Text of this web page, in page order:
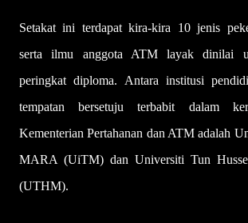
Setakat ini terdapat kira-kira 10 jenis
serta ilmu anggota ATM layak dinilai
peringkat diploma. Antara institusi
tempatan bersetuju terbabit dalam
Kementerian Pertahanan dan ATM adalah
MARA (UiTM) dan Universiti Tun
(UTHM).